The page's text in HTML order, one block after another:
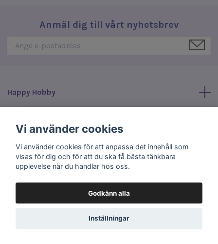
Anmäl dig till vårt nyhetsbrev
Happy Hobby
Sociala medier
© 2026 Happy Hobby
Vi använder cookies
Vi använder cookies för att anpassa det innehåll som
visas för dig och för att du ska få bästa tänkbara
upplevelse när du handlar hos oss.
Godkänn alla
Inställningar